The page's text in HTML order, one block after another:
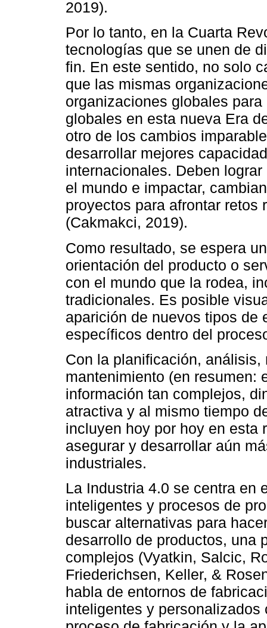
2019).
Por lo tanto, en la Cuarta
tecnologías que se unen de
fin. En este sentido, no solo
que las mismas
organizaciones globales
globales en esta nueva Era
otro de los cambios
desarrollar mejores
internacionales. Deben
el mundo e impactar,
proyectos para afrontar retos
(Cakmakci, 2019).
Como resultado, se espera
orientación del producto o
con el mundo que la rodea,
tradicionales. Es posible
aparición de nuevos tipos de
específicos dentro del
Con la planificación,
mantenimiento (en resumen:
información tan complejos,
atractiva y al mismo tiempo
incluyen hoy por hoy en esta
asegurar y desarrollar aún
industriales.
La Industria 4.0 se centra en
inteligentes y procesos de
buscar alternativas para
desarrollo de productos, una
complejos (Vyatkin, Salcic,
Friederichsen, Keller, &
habla de entornos de
inteligentes y